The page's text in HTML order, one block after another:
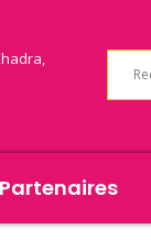
Partenaires